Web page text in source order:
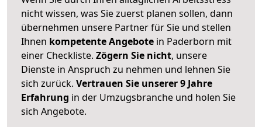
nicht wissen, was Sie zuerst planen sollen, dann
übernehmen unsere Partner für Sie und stellen
Ihnen kompetente Angebote in Paderborn mit
einer Checkliste. Zögern Sie nicht, unsere
Dienste in Anspruch zu nehmen und lehnen Sie
sich zurück. Vertrauen Sie unserer 9 Jahre
Erfahrung in der Umzugsbranche und holen Sie
sich Angebote.